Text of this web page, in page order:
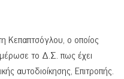
Κεπαπτσόγλου, ο οποίος
το Δ.Σ. πως έχει
αυτοδιοίκησης, Επιτροπής.